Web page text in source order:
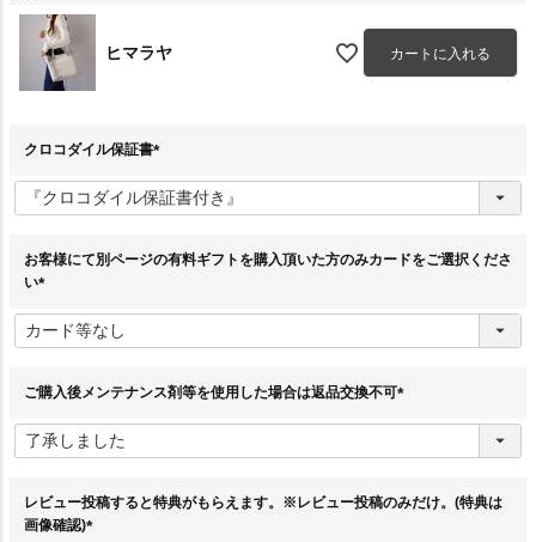
ヒマラヤ カートに入れる
クロコダイル保証書
必
須
お客様にて別ページの有料ギフトを購入頂いた方のみカードをご選択くださ
い
必
須
ご購入後メンテナンス剤等を使用した場合は返品交換不可
須
レビュー投稿すると特典がもらえます。※レビュー投稿のみだけ。(特典は
画像確認)